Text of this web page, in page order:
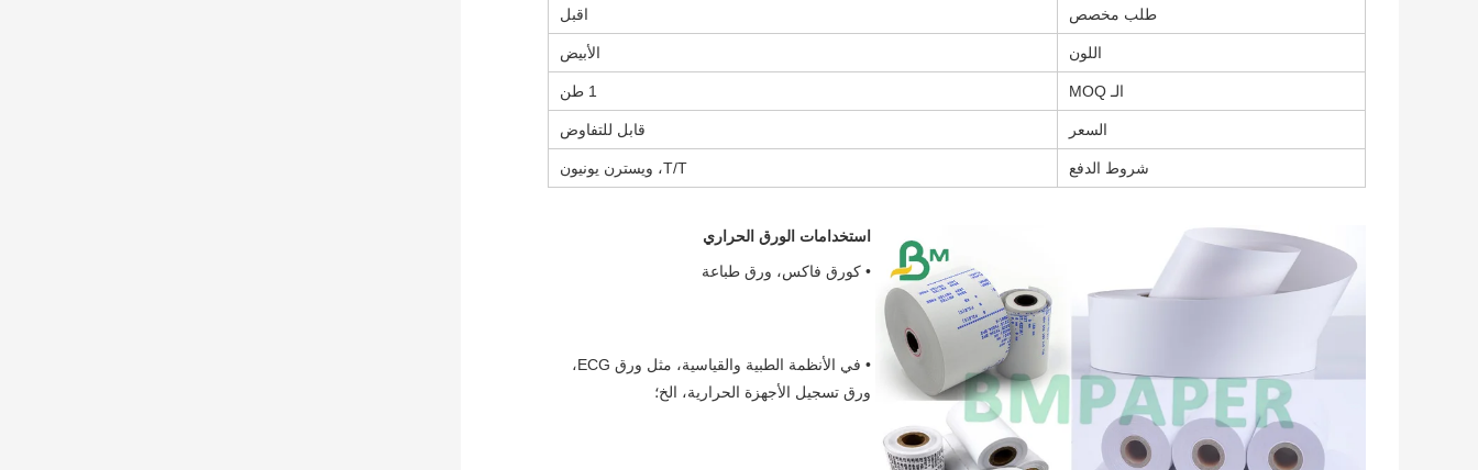
طلب مخصص اقبل
اللون الأبيض
الـ MOQ 1 طن
السعر قابل للتفاوض
شروط الدفع T/T، ويسترن يونيون
استخدامات الورق الحراري
• كورق فاكس، ورق طباعة
ورق تسجيل الأجهزة الحرارية، الخ؛